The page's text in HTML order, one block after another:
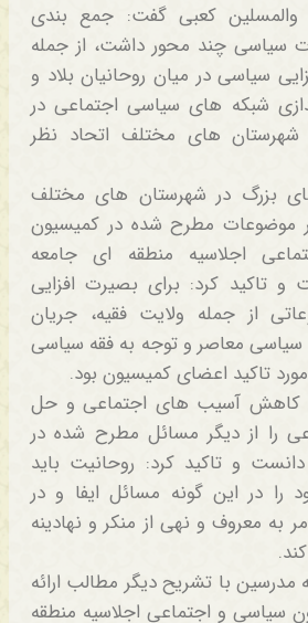
والمسلین کعبی گفت: جمع بندی
چند محور داشت، از جمله
سیاسی در میان روحانیان بلاد و
شبکه های سیاسی اجتماعی در
شهرستان های مختلف اتحاد نظر
بزرگ در شهرستان های مختلف
موضوعات مطرح شده در کمیسیون
اجلاسیه منطقه ای جامعه
و تاکید کرد: برای بصیرت افزایی
از جمله ولایت فقیه، جریان
سیاسی معاصر و توجه به فقه سیاسی
تاکید اعضای کمیسیون بود.
کاهش آسیب های اجتماعی و حل
را از دیگر مسائل مطرح شده در
و تاکید کرد: روحانیت باید
در این گونه مسائل ایفا و در
به معروف و نهی از منکر و نهادینه
با تشریح دیگر مطالب ارائه
سیاسی و اجتماعی اجلاسیه منطقه